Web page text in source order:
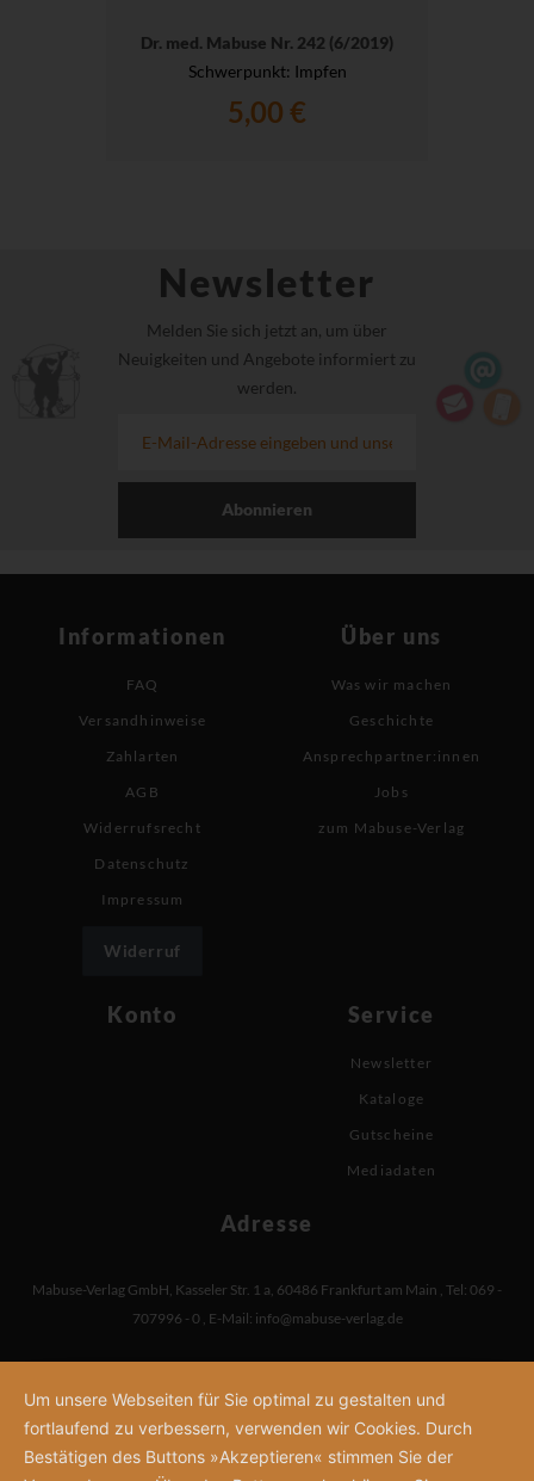
Dr. med. Mabuse Nr. 242 (6/2019)
Schwerpunkt: Impfen
5,00 €
Newsletter
Melden Sie sich jetzt an, um über
Neuigkeiten und Angebote informiert zu
werden.
Abonnieren
Informationen
FAQ
Versandhinweise
Zahlarten
AGB
Widerrufsrecht
Datenschutz
Impressum
Widerruf
Über uns
Was wir machen
Geschichte
Ansprechpartner:innen
Jobs
zum Mabuse-Verlag
Konto Service
Newsletter
Kataloge
Gutscheine
Mediadaten
Adresse
Mabuse-Verlag GmbH, Kasseler Str. 1 a, 60486 Frankfurt am Main , Tel: 069 -
707996 - 0 , E-Mail: info@mabuse-verlag.de
Um unsere Webseiten für Sie optimal zu gestalten und
fortlaufend zu verbessern, verwenden wir Cookies. Durch
Bestätigen des Buttons »Akzeptieren« stimmen Sie der